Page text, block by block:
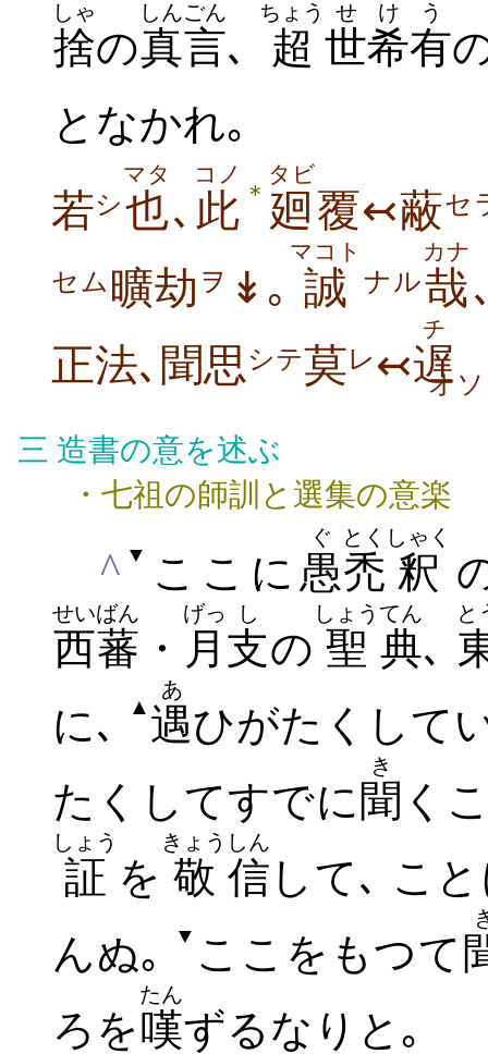
捨
しゃ
の真言
しんごん
､ 超
ちょう
世
せ
希有
けう
となかれ｡
若シ也
マタ
､ 此
コノ
＊ 廻
タビ
覆↢蔽セ
セム 曠劫 ヲ ↡｡ 誠
マコト
ナル哉
カナ
正法､聞思シテ莫レ ↢遅
チ
オ
三 造書の意を述ぶ
・七祖の師訓と選集の意楽
^ ▼ ここに 愚
ぐ
禿
とく
釈
しゃく
西蕃
せいばん
・ 月
げっ
支
し
の 聖
しょう
典
てん
､
と
に､ ▲ 遇
あ
ひがたくして
たくしてすでに聞
き
く
証
しょう
を 敬
きょう
信
しん
して､ こ
んぬ｡
▼ ここをもつて
ろを嘆
たん
ずるなりと ｡